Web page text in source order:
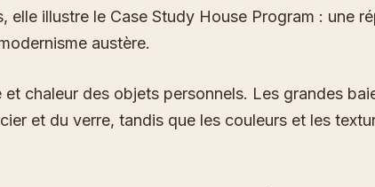
illustre le Case Study House Program : une
austère.
chaleur des objets personnels. Les grandes
et du verre, tandis que les couleurs et les